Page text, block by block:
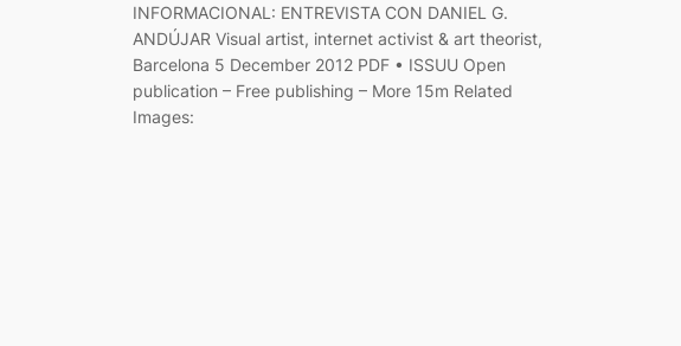
INFORMACIONAL: ENTREVISTA CON DANIEL G.
ANDÚJAR Visual artist, internet activist & art theorist,
Barcelona 5 December 2012 PDF • ISSUU Open
publication – Free publishing – More 15m Related
Images: